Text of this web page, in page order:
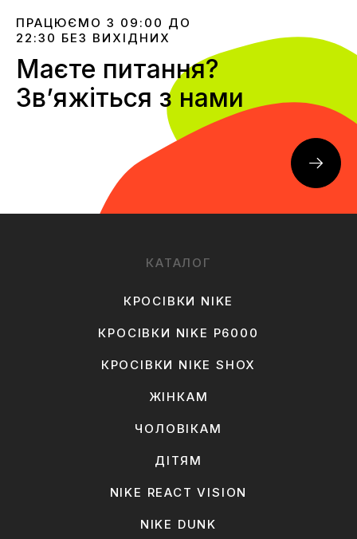
ПРАЦЮЄМО З 09:00 ДО
22:30 БЕЗ ВИХІДНИХ
Маєте питання?
Звʼяжіться з нами
КАТАЛОГ
КРОСІВКИ NIKE
КРОСІВКИ NIKE P6000
КРОСІВКИ NIKE SHOX
ЖІНКАМ
ЧОЛОВІКАМ
ДІТЯМ
NIKE REACT VISION
NIKE DUNK